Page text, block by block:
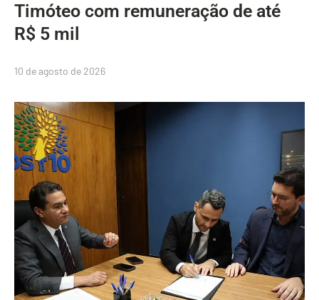
Timóteo com remuneração de até
R$ 5 mil
10 de agosto de 2026